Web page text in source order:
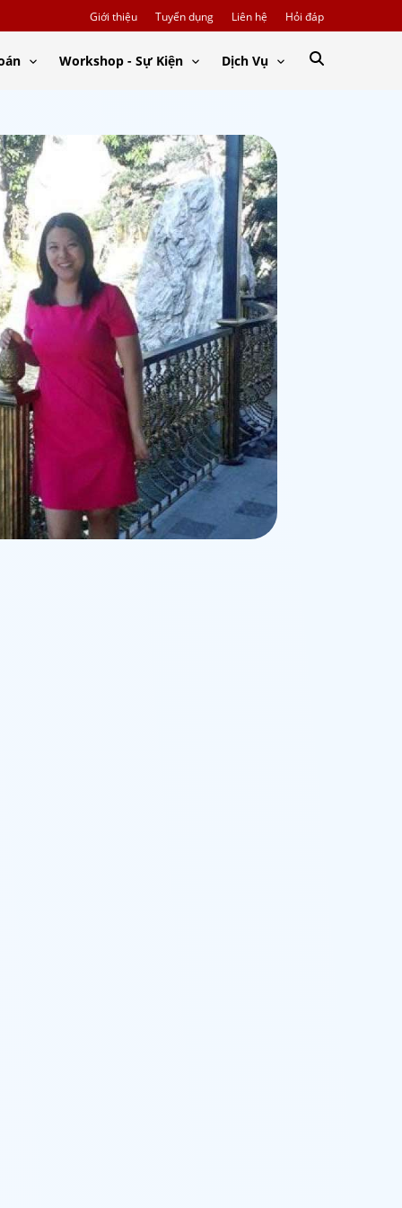
Giới thiệu Tuyển dụng Liên hệ Hỏi đáp
Workshop - Sự Kiện Dịch Vụ